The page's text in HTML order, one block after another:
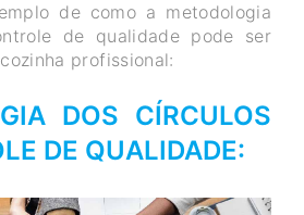
de como a metodologia
de qualidade pode ser
profissional:
DOS CÍRCULOS
DE QUALIDADE: